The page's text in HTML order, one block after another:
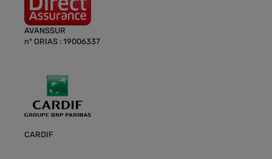
AVANSSUR
n° ORIAS : 19006337
CARDIF